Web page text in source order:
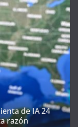
de IA 24
razón